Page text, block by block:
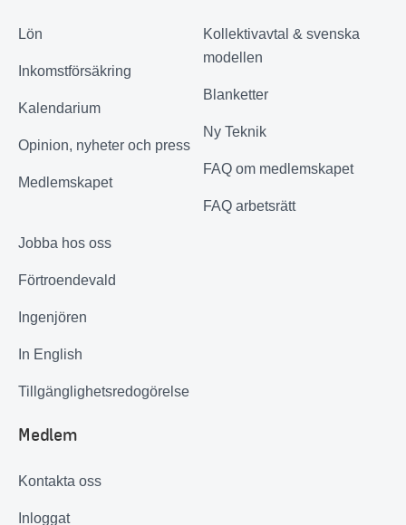
Lön
Inkomstförsäkring
Kalendarium
Opinion, nyheter och press
Medlemskapet
Kollektivavtal & svenska
modellen
Blanketter
Ny Teknik
FAQ om medlemskapet
FAQ arbetsrätt
Jobba hos oss
Förtroendevald
Ingenjören
In English
Tillgänglighetsredogörelse
Medlem
Kontakta oss
Inloggat